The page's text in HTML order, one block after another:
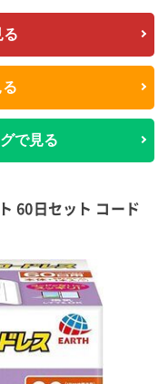
る
で見る
60日セット コード